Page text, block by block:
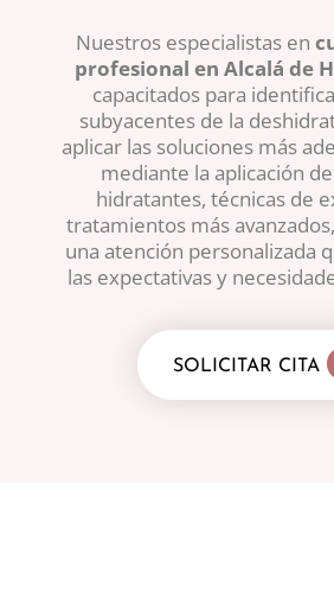
Nuestros especialistas en
profesional en Alcalá de
capacitados para
subyacentes de la
aplicar las soluciones más
mediante la aplicación
hidratantes, técnicas de
tratamientos más
una atención personalizada
las expectativas y
SOLICITAR CITA